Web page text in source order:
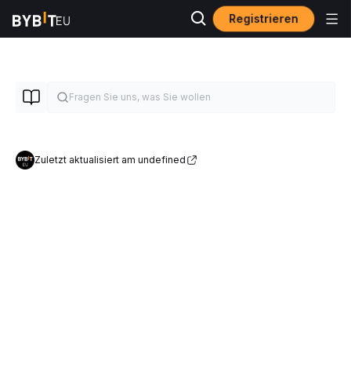
Registrieren
Zuletzt aktualisiert am undefined